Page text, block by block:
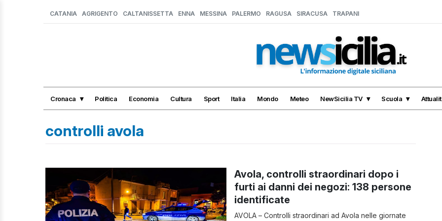
CATANIA AGRIGENTO CALTANISSETTA ENNA MESSINA PALERMO RAGUSA SIRACUSA TRAPANI
Cronaca Politica Economia Cultura Sport Italia Mondo Meteo NewSicilia TV Scuola
controlli avola
Avola, controlli straordinari dopo i
furti ai danni dei negozi: 138 persone
identificate
AVOLA – Controlli straordinari ad Avola nelle giornate